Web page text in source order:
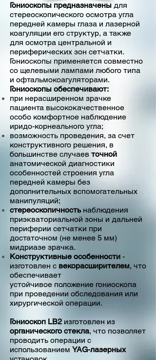
Гониоскопы предназначены для
стереоскопического осмотра угла
передней камеры глаза и лазерной
коагуляции его структур, а также
для осмотра центральной и
периферических зон сетчатки.
Гониоскопы применяется совместно
со щелевыми лампами любого типа
и офтальмокоагуляторами.
Гониоскопы обеспечивают:
при нерасширенном зрачке
пациента высококачественное
особо комфортное наблюдение
иридо-корнеального угла;
возможность проведения, за счет
конструктивного решения, в
большинстве случаев точной
анатомической диагностики
особенностей строения угла
передней камеры без
дополнительных вспомогательных
манипуляций;
стереоскопичностьнаблюдения
приэкваториальной зоны и дальней
периферии сетчатки при
достаточном (не менее 5 мм)
мидриазе зрачка.
Конструктивные особенности -
изготовлен с векорасширителем, что
обеспечивает
устойчивое положение гониоскопа
при проведении обследования или
хирургической операции.
Гониоскоп LB2 изготовлен из
органического стекла, что позволяет
проводить операции с
использованием YAG-лазерных